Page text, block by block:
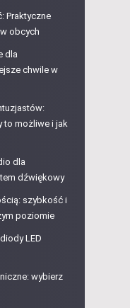
Praktyczne
obcych
dla
chwile w
to możliwe i jak
dla
dźwiękowy
szybkość i
poziomie
LED
wybierz